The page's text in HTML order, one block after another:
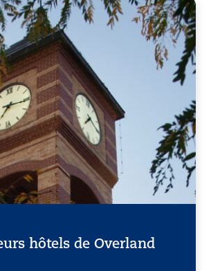
hôtels de Overland